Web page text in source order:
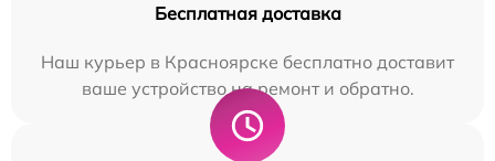
Бесплатная доставка
Наш курьер в Красноярске бесплатно доставит
ваше устройство на ремонт и обратно.